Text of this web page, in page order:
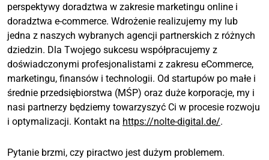
perspektywy doradztwa w zakresie marketingu online i
doradztwa e-commerce. Wdrożenie realizujemy my lub
jedna z naszych wybranych agencji partnerskich z różnych
dziedzin. Dla Twojego sukcesu współpracujemy z
doświadczonymi profesjonalistami z zakresu eCommerce,
marketingu, finansów i technologii. Od startupów po małe i
średnie przedsiębiorstwa (MŚP) oraz duże korporacje, my i
nasi partnerzy będziemy towarzyszyć Ci w procesie rozwoju
i optymalizacji. Kontakt na https://nolte-digital.de/.
Pytanie brzmi, czy piractwo jest dużym problemem.